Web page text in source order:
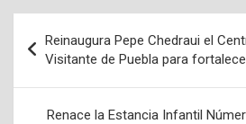
de
entradas
Reinaugura Pepe Chedraui el
Visitante de Puebla para
Renace la Estancia Infantil